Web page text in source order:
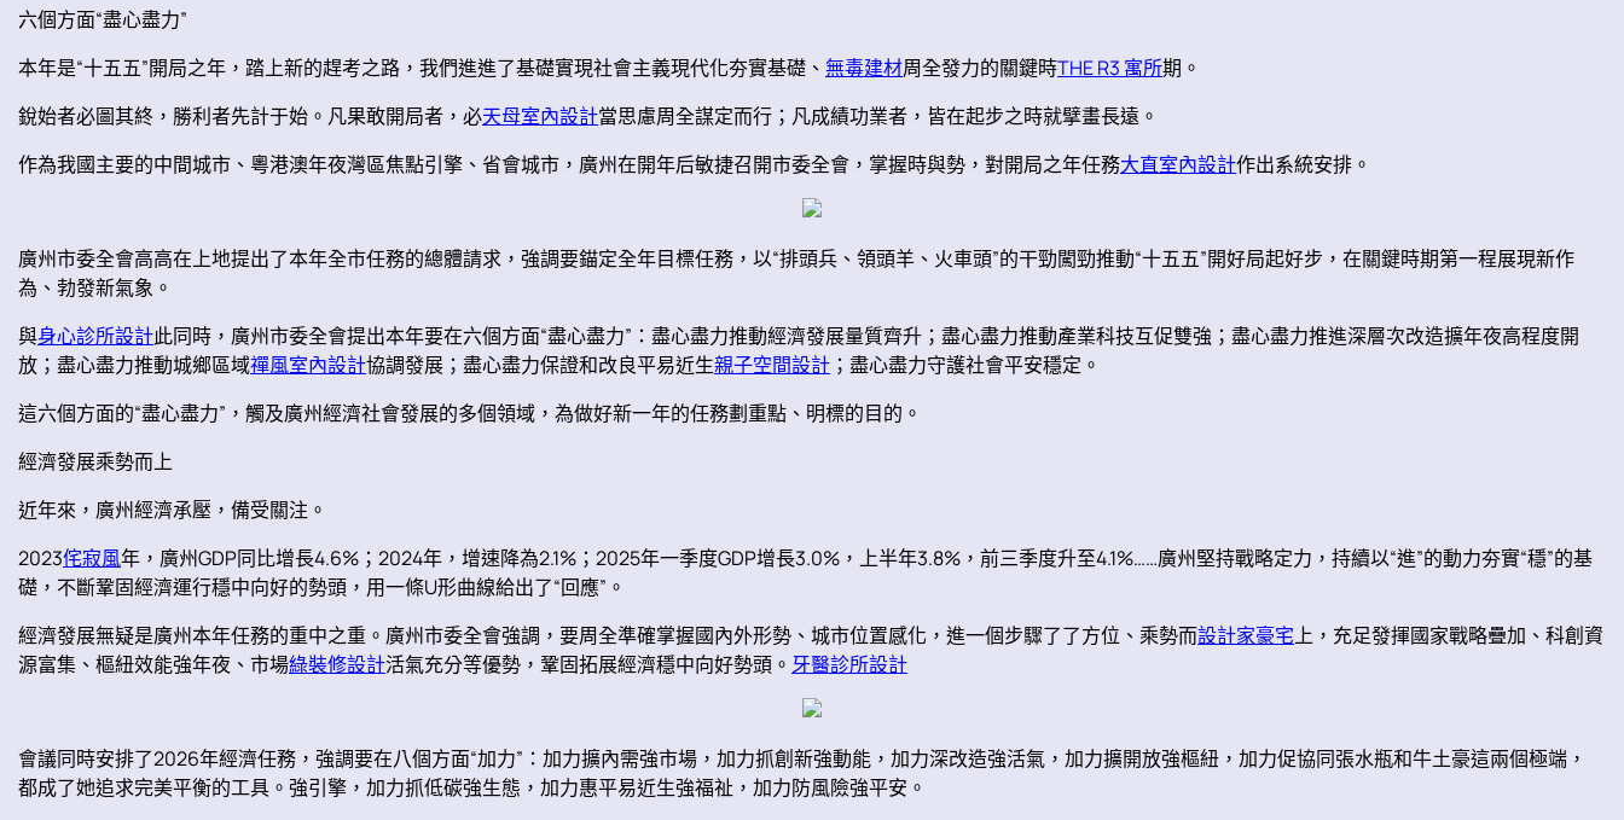
六個方面“盡心盡力”
本年是“十五五”開局之年，踏上新的趕考之路，我們進進了基礎實現社會主義現代化夯實基礎、無毒建材周全發力的關鍵時THE R3 寓所期。
銳始者必圖其終，勝利者先計于始。凡果敢開局者，必天母室內設計當思慮周全謀定而行；凡成績功業者，皆在起步之時就擘畫長遠。
作為我國主要的中間城市、粵港澳年夜灣區焦點引擎、省會城市，廣州在開年后敏捷召開市委全會，掌握時與勢，對開局之年任務大直室內設計作出系統安排。
廣州市委全會高高在上地提出了本年全市任務的總體請求，強調要錨定全年目標任務，以“排頭兵、領頭羊、火車頭”的干勁闖勁推動“十五五”開好局起好步，在關鍵時期第一程展現新作
為、勃發新氣象。
與身心診所設計此同時，廣州市委全會提出本年要在六個方面“盡心盡力”：盡心盡力推動經濟發展量質齊升；盡心盡力推動產業科技互促雙強；盡心盡力推進深層次改造擴年夜高程度開
放；盡心盡力推動城鄉區域禪風室內設計協調發展；盡心盡力保證和改良平易近生親子空間設計 ；盡心盡力守護社會平安穩定。
這六個方面的“盡心盡力”，觸及廣州經濟社會發展的多個領域，為做好新一年的任務劃重點、明標的目的。
經濟發展乘勢而上
近年來，廣州經濟承壓，備受關注。
2023侘寂風年，廣州GDP同比增長4.6%；2024年，增速降為2.1%；2025年一季度GDP增長3.0%，上半年3.8%，前三季度升至4.1%……廣州堅持戰略定力，持續以“進”的動力夯實“穩”的基
礎，不斷鞏固經濟運行穩中向好的勢頭，用一條U形曲線給出了“回應”。
經濟發展無疑是廣州本年任務的重中之重。廣州市委全會強調，要周全準確掌握國內外形勢、城市位置感化，進一個步驟了了方位、乘勢而設計家豪宅上，充足發揮國家戰略疊加、科創資
源富集、樞紐效能強年夜、市場綠裝修設計活氣充分等優勢，鞏固拓展經濟穩中向好勢頭。 牙醫診所設計
會議同時安排了2026年經濟任務，強調要在八個方面“加力”：加力擴內需強市場，加力抓創新強動能，加力深改造強活氣，加力擴開放強樞紐，加力促協同張水瓶和牛土豪這兩個極端，
都成了她追求完美平衡的工具。強引擎，加力抓低碳強生態，加力惠平易近生強福祉，加力防風險強平安。